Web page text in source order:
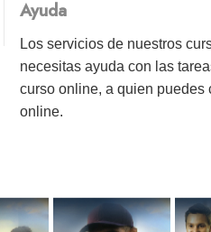
Ayuda
Los servicios de nuestros
necesitas ayuda con las
curso online, a quien puedes
online.